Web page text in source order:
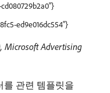
ed9e016dc554"}
Microsoft Advertising
를 관련 템플릿을